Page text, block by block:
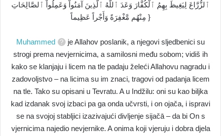
ٱلزُّرَّاعَ لِيَغِيظَ بِهِمُ ٱلْكُفَّارَ وَعَدَ ٱللَّهُ ٱلَّذِينَ آمَنُواْ وَعَمِلُواْ ٱلصَّالِحَاتِ
مِنْهُم مَّغْفِرَةً وَأَجْراً عَظِيماً }
Muhammed
je Allahov poslanik, a njegovi sljedbenici su
strogi prema nevjernicima, a samilosni među sobom; vidiš ih
kako se klanjaju i licem na tle padaju želeći Allahovu nagradu i
zadovoljstvo – na licima su im znaci, tragovi od padanja licem
na tle. Tako su opisani u Tevratu. A u Indžilu: oni su kao biljka
kad izdanak svoj izbaci pa ga onda učvrsti, i on ojača, i ispravi
se na svojoj stabljici izazivajući divljenje sijačā – da bi On s
vjernicima najedio nevjernike. A onima koji vjeruju i dobra djela